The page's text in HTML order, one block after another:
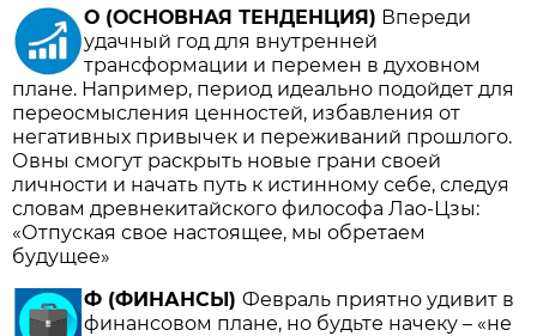
О (ОСНОВНАЯ ТЕНДЕНЦИЯ) Впереди
удачный год для внутренней
трансформации и перемен в духовном
плане. Например, период идеально подойдет для
переосмысления ценностей, избавления от
негативных привычек и переживаний прошлого.
Овны смогут раскрыть новые грани своей
личности и начать путь к истинному себе, следуя
словам древнекитайского философа Лао-Цзы:
«Отпуская свое настоящее, мы обретаем
будущее»
Ф (ФИНАНСЫ)Февраль приятно удивит в
финансовом плане, но будьте начеку – «не